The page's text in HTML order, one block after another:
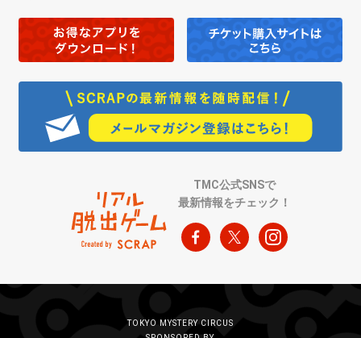
TMC公式SNSで
最新情報をチェック！
TOKYO MYSTERY CIRCUS